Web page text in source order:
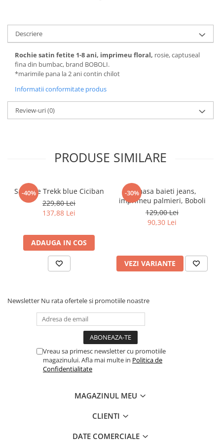
Rochite maneca lunga
Rochite maneca scurta
Set 2/3 piese maneca lunga
Set 2/3 piese maneca scurta
Set tricou maneca scurta/Pantalon
lung
Trening 2/3 piese primavara
Tricouri maneca lunga
Descriere
Rochie satin fetite 1-8 ani, imprimeu floral, rosie, captuseal
fina din bumbac, brand BOBOLI.
*marimile pana la 2 ani contin chilot
Informatii conformitate produs
Review-uri(0)
PRODUSE SIMILARE
-40%
Sandale Trekk blue Ciciban
229,80 Lei
137,88 Lei
ADAUGA IN COS
-30%
Camasa baieti jeans,
imprimeu palmieri, Boboli
129,00 Lei
90,30 Lei
VEZI VARIANTE
Newsletter Nu rata ofertele si promotiile noastre
Vreau sa primesc newsletter cu promotiile
magazinului. Afla mai multe in Politica de
Confidentialitate
MAGAZINUL MEU
CLIENTI
DATE COMERCIALE